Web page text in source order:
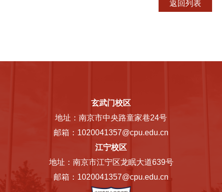
玄武门校区
地址：南京市中央路童家巷24号
邮箱：1020041357@cpu.edu.cn
江宁校区
地址：南京市江宁区龙眠大道639号
邮箱：1020041357@cpu.edu.cn